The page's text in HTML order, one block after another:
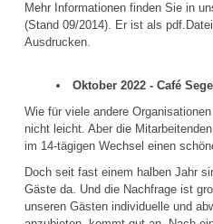
Mehr Informationen finden Sie in
(Stand 09/2014). Er ist als
Ausdrucken.
Oktober 2022 - Café
Wie für viele andere
nicht leicht. Aber die
im 14-tägigen Wechsel einen
Doch seit fast einem halben Jahr
Gäste da. Und die Nachfrage ist
unseren Gästen individuelle und